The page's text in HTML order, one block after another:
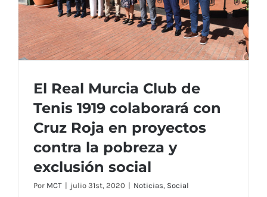
El Real Murcia Club de Tenis 1919
colaborará con Cruz Roja en proyectos
contra la pobreza y exclusión social
El Real Murcia Club de
Tenis 1919 colaborará con
Cruz Roja en proyectos
contra la pobreza y
exclusión social
Por MCT | julio 31st, 2020 | Noticias, Social